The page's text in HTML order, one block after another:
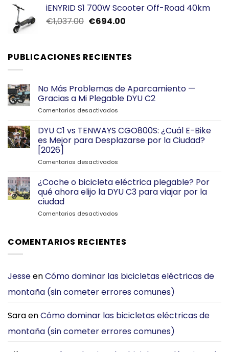
de 5
original
era:
actual
es:
iENYRID S1 700W Scooter Off-Road 40km
€1,037.00 El
era:
€1,037.00.
€694.00El
es:
€694.00.
PUBLICACIONES RECIENTES
No Más Problemas de Aparcamiento —
Gracias a Mi Plegable DYU C2
Comentarios desactivados
Más
Problemas
de
a
Mi
Plegable
DYU C1 vs TENWAYS CGO800S: ¿Cuál E-Bike
es Mejor para Desplazarse por la Ciudad?
[2026]
Comentarios desactivados
C1
vs
TENWAYS
es
por
Ciudad?
¿Coche o bicicleta eléctrica plegable? Por
qué ahora elijo la DYU C3 para viajar por la
ciudad
Comentarios desactivados
bicicleta
qué
elijo
C3
viajar
COMENTARIOS RECIENTES
JesseenCómo dominar las bicicletas eléctricas de
montaña (sin cometer errores comunes)
SaraenCómo dominar las bicicletas eléctricas de
montaña (sin cometer errores comunes)